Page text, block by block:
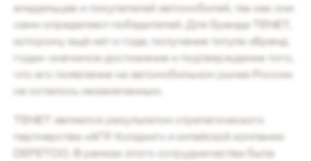
владельцев и покупателей автомобилей, так как они
сами определяют победителей. Для бренда TENET,
которому ещё нет и года, получение титула «Бренд
года»-значимое достижение и подтверждение того,
что его появление на автомобильном рынке России
не осталось незамеченным.
TENET является результатом стратегического
партнерства «АГР Холдинг» и китайской компании
DEFETOO. В рамках этого сотрудничества была